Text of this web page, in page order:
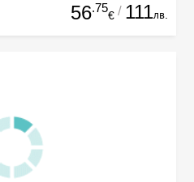
56.75
€ / 111лв.